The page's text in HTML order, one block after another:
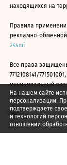
На нашем сайте
персонализации.
подтверждаете свое
и технологий
отношении
находящихся на
Правила
рекламно-
24smi
Все права
7712108141/
муниципальный
2026